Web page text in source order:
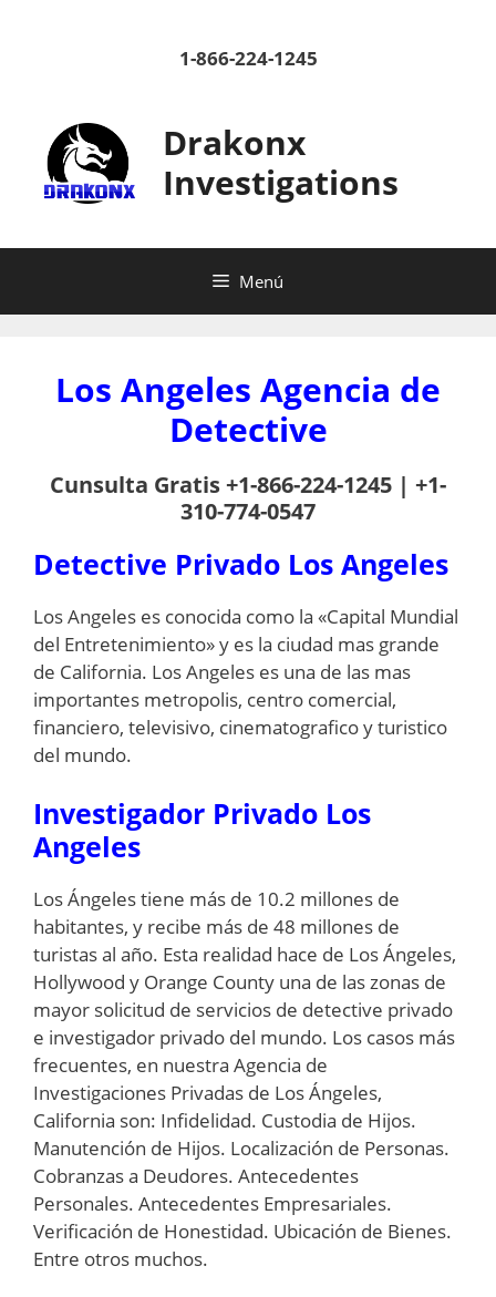
1-866-224-1245
Drakonx
Investigations
Menú
Los Angeles Agencia de
Detective
Cunsulta Gratis +1-866-224-1245 | +1-
310-774-0547
Detective Privado Los Angeles
Los Angeles es conocida como la «Capital Mundial
del Entretenimiento» y es la ciudad mas grande
de California. Los Angeles es una de las mas
importantes metropolis, centro comercial,
financiero, televisivo, cinematografico y turistico
del mundo.
Investigador Privado Los
Angeles
Los Ángeles tiene más de 10.2 millones de
habitantes, y recibe más de 48 millones de
turistas al año. Esta realidad hace de Los Ángeles,
Hollywood y Orange County una de las zonas de
mayor solicitud de servicios de detective privado
e investigador privado del mundo. Los casos más
frecuentes, en nuestra Agencia de
Investigaciones Privadas de Los Ángeles,
California son: Infidelidad. Custodia de Hijos.
Manutención de Hijos. Localización de Personas.
Cobranzas a Deudores. Antecedentes
Personales. Antecedentes Empresariales.
Verificación de Honestidad. Ubicación de Bienes.
Entre otros muchos.